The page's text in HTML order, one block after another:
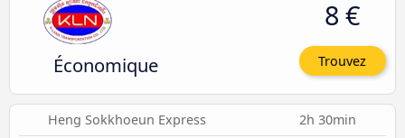
Économique
8 €
Trouvez
Heng Sokkhoeun Express 2h 30min